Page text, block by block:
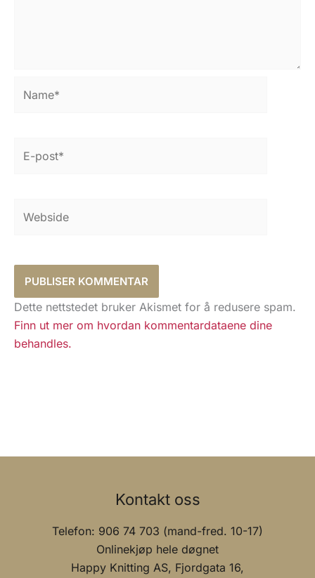
post*
Dette nettstedet bruker Akismet for å redusere spam.
Finn ut mer om hvordan kommentardataene dine
behandles.
Kontakt oss
Telefon: 906 74 703 (mand-fred. 10-17)
Onlinekjøp hele døgnet
Happy Knitting AS, Fjordgata 16,